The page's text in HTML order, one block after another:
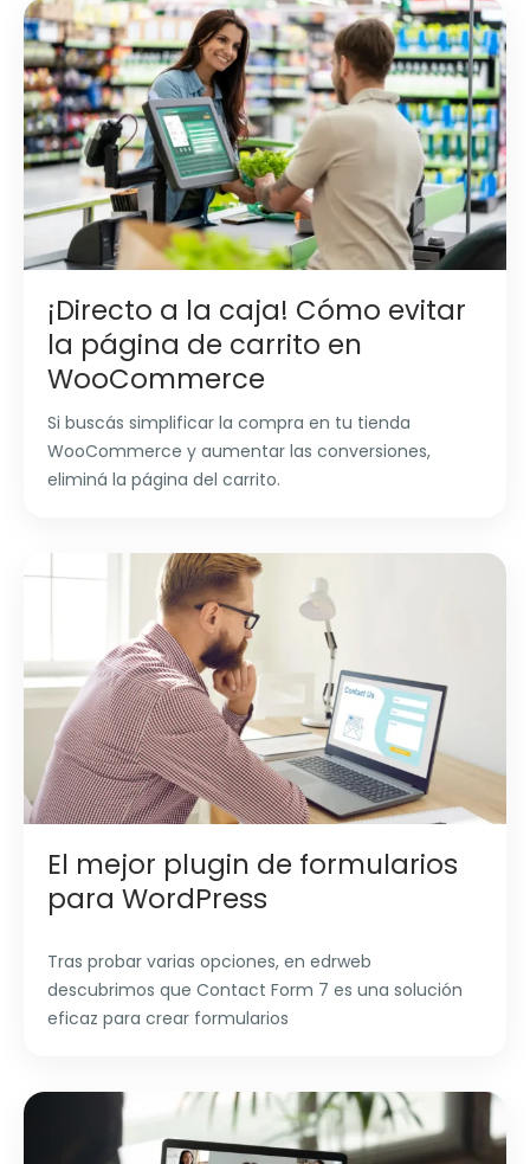
¡Directo a la caja! Cómo evitar
la página de carrito en
WooCommerce
Si buscás simplificar la compra en tu tienda
WooCommerce y aumentar las conversiones,
eliminá la página del carrito.
El mejor plugin de formularios
para WordPress
Tras probar varias opciones, en edrweb
descubrimos que Contact Form 7 es una solución
eficaz para crear formularios